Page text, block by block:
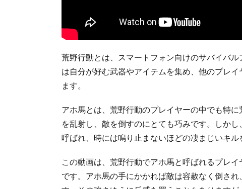
荒野行動とは、スマートフォン向けのサバイバ
は自分が好む武器やアイテムを集め、他のプレ
ます。
アホ馬とは、荒野行動のプレイヤーの中でも特
を乱射し、敵を倒すのにとても巧みです。しか
呼ばれ、時には鳴り止まないほどの凄まじいキル
この動画は、荒野行動でアホ馬と呼ばれるプレ
です。アホ馬の手にかかれば敵は容赦なく倒さ